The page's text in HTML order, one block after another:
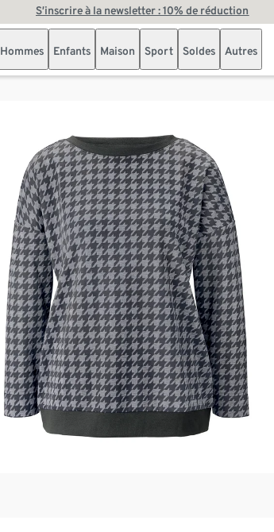
S’inscrire à la newsletter : 10% de réduction
Hommes Enfants Maison Sport Soldes Autres